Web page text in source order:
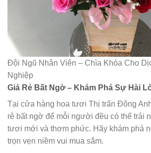
Đội Ngũ Nhân Viên – Chìa Khóa Cho
Nghiệp
Giá Rẻ Bất Ngờ – Khám Phá Sự Hài
Tại cửa hàng hoa tươi Thị trấn Đông
rẻ bất ngờ để mỗi người đều có thể trải
tươi mới và thơm phức. Hãy khám phá
trọn vẹn niềm vui mua sắm.